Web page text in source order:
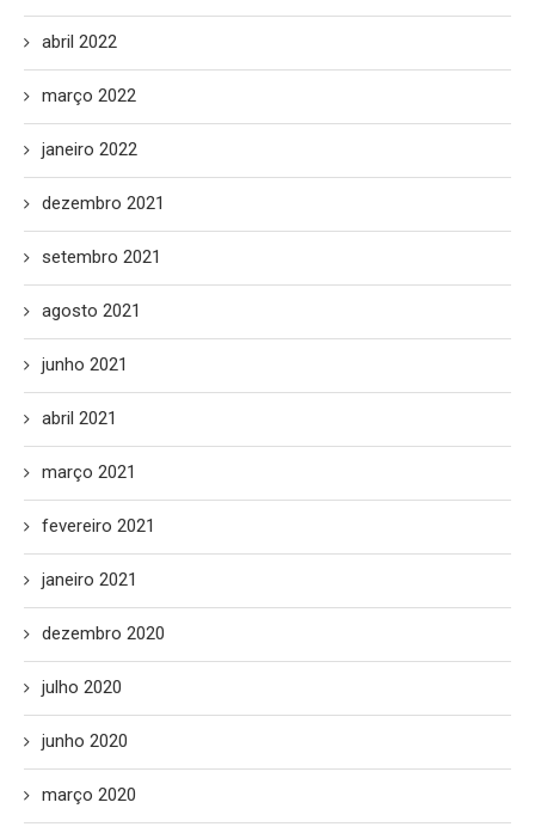
abril 2022
março 2022
janeiro 2022
dezembro 2021
setembro 2021
agosto 2021
junho 2021
abril 2021
março 2021
fevereiro 2021
janeiro 2021
dezembro 2020
julho 2020
junho 2020
março 2020